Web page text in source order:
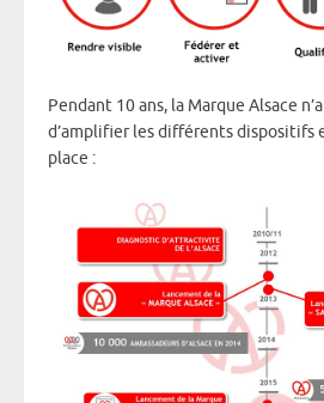
Pendant 10 ans, la Marque Alsace
d’amplifier les différents dispositifs
place :